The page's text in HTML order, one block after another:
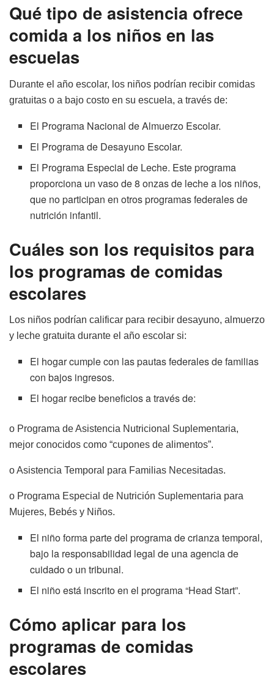
Qué tipo de asistencia ofrece
comida a los niños en las
escuelas
Durante el año escolar, los niños podrían recibir comidas
gratuitas o a bajo costo en su escuela, a través de:
El Programa Nacional de Almuerzo Escolar.
El Programa de Desayuno Escolar.
El Programa Especial de Leche. Este programa
proporciona un vaso de 8 onzas de leche a los niños,
que no participan en otros programas federales de
nutrición infantil.
Cuáles son los requisitos para
los programas de comidas
escolares
Los niños podrían calificar para recibir desayuno, almuerzo
y leche gratuita durante el año escolar si:
El hogar cumple con las pautas federales de familias
con bajos ingresos.
El hogar recibe beneficios a través de:
o Programa de Asistencia Nutricional Suplementaria,
mejor conocidos como “cupones de alimentos”.
o Asistencia Temporal para Familias Necesitadas.
o Programa Especial de Nutrición Suplementaria para
Mujeres, Bebés y Niños.
El niño forma parte del programa de crianza temporal,
bajo la responsabilidad legal de una agencia de
cuidado o un tribunal.
El niño está inscrito en el programa “Head Start”.
Cómo aplicar para los
programas de comidas
escolares